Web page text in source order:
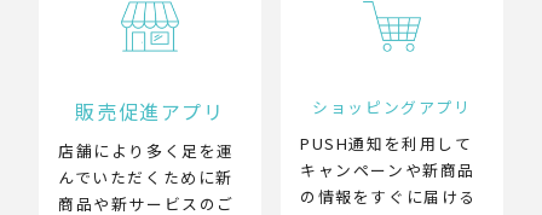
販売促進アプリ
店舗により多く足を運
んでいただくために新
商品や新サービスのご
ショッピングアプリ
PUSH通知を利用して
キャンペーンや新商品
の情報をすぐに届ける